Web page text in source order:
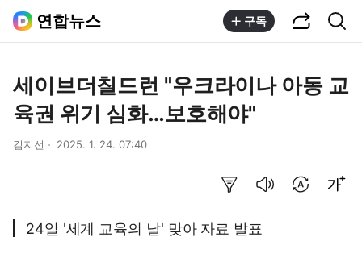
연합뉴스 구독
세이브더칠드런 "우크라이나 아동 교
육권 위기 심화…보호해야"
김지선 2025. 1. 24. 07:40
24일 '세계 교육의 날' 맞아 자료 발표